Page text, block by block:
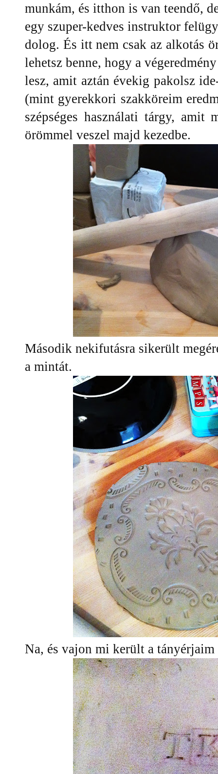
munkám, és itthon is van teendő,
egy szuper-kedves instruktor
dolog. És itt nem csak az alkotás
lehetsz benne, hogy a
lesz, amit aztán évekig pakolsz
(mint gyerekkori szakköreim
szépséges használati tárgy, amit
örömmel veszel majd kezedbe.
Második nekifutásra sikerült
a mintát.
Na, és vajon mi került a